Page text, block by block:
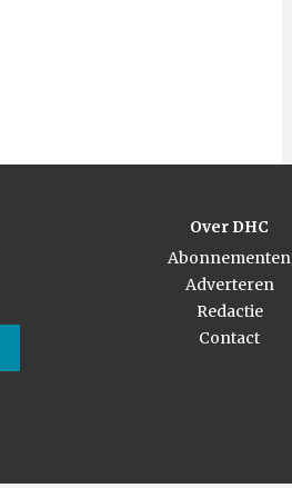
Over DHC
Abonnementen
Adverteren
Redactie
Contact